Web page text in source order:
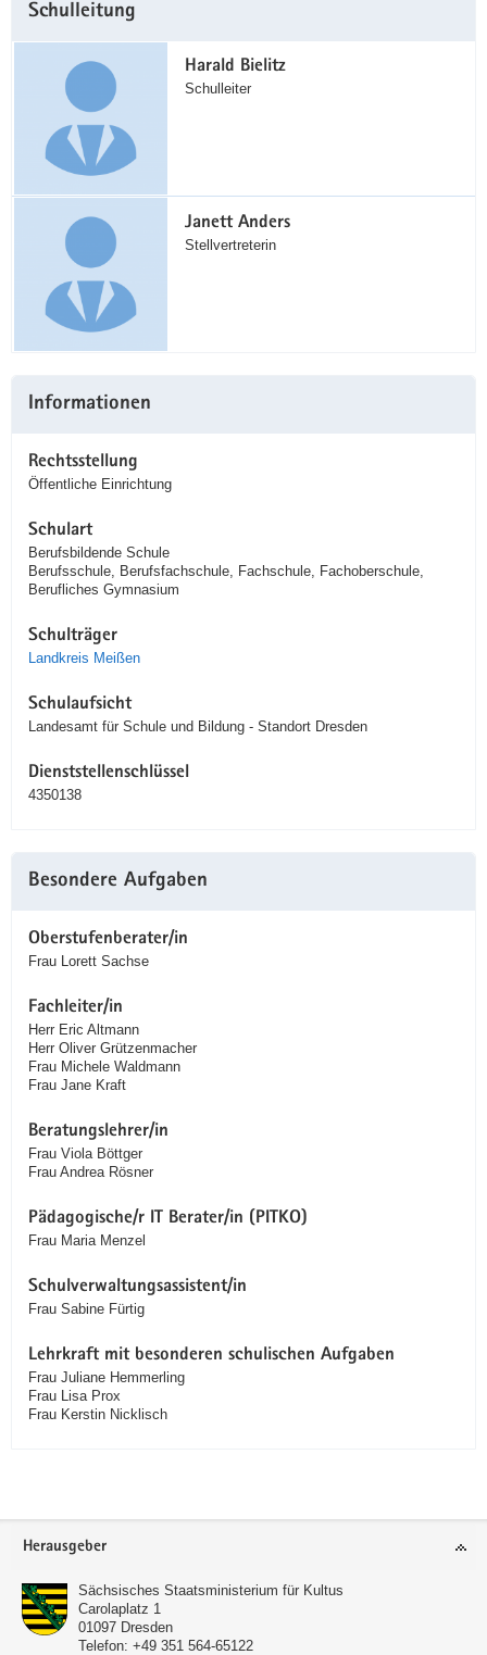
Information
Schulleitung
Harald Bielitz
Schulleiter
Janett Anders
Stellvertreterin
Informationen
Rechtsstellung
Öffentliche Einrichtung
Schulart
Berufsbildende Schule
Berufsschule, Berufsfachschule, Fachschule, Fachoberschule,
Berufliches Gymnasium
Schulträger
Landkreis Meißen
Schulaufsicht
Landesamt für Schule und Bildung - Standort Dresden
Dienststellenschlüssel
4350138
Besondere Aufgaben
Oberstufenberater/in
Frau Lorett Sachse
Fachleiter/in
Herr Eric Altmann
Herr Oliver Grützenmacher
Frau Michele Waldmann
Frau Jane Kraft
Beratungslehrer/in
Frau Viola Böttger
Frau Andrea Rösner
Pädagogische/r IT Berater/in (PITKO)
Frau Maria Menzel
Schulverwaltungsassistent/in
Frau Sabine Fürtig
Lehrkraft mit besonderen schulischen Aufgaben
Frau Juliane Hemmerling
Frau Lisa Prox
Frau Kerstin Nicklisch
Service
Herausgeber
Sächsisches Staatsministerium für Kultus
Carolaplatz 1
01097 Dresden
Telefon: +49 351 564-65122